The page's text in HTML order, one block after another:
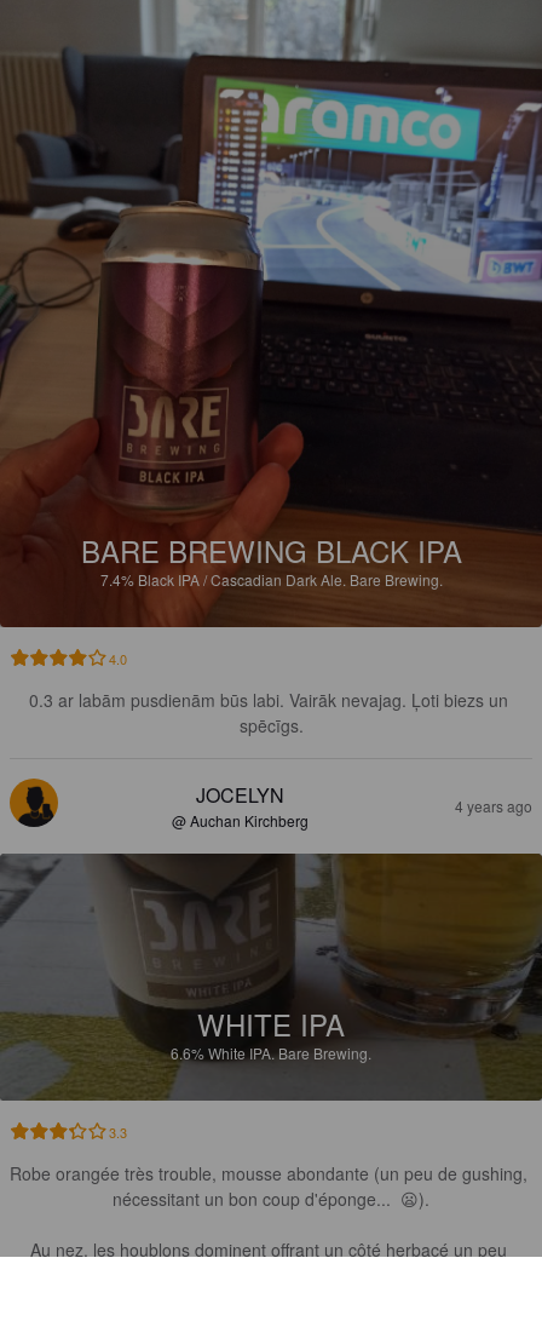
BARE BREWING BLACK IPA
7.4% Black IPA / Cascadian Dark Ale. Bare Brewing.
4.0
0.3 ar labām pusdienām būs labi. Vairāk nevajag. Ļoti biezs un
spēcīgs.
JOCELYN
@ Auchan Kirchberg
4 years ago
WHITE IPA
6.6%White IPA.Bare Brewing.
3.3
Robe orangée très trouble, mousse abondante (un peu de gushing,
nécessitant un bon coup d'éponge...  😦).
Au nez, les houblons dominent offrant un côté herbacé un peu